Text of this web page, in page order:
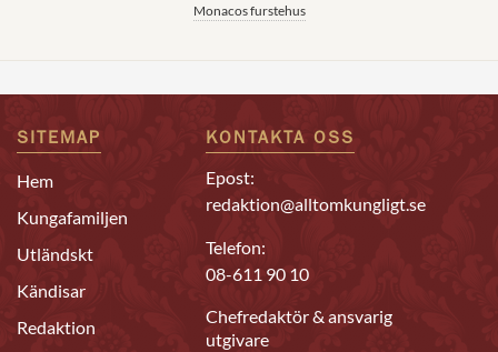
Monacos furstehus
SITEMAP
Hem
Kungafamiljen
Utländskt
Kändisar
Redaktion
KONTAKTA OSS
Epost:
redaktion@alltomkungligt.se
Telefon:
08-611 90 10
Chefredaktör & ansvarig
utgivare